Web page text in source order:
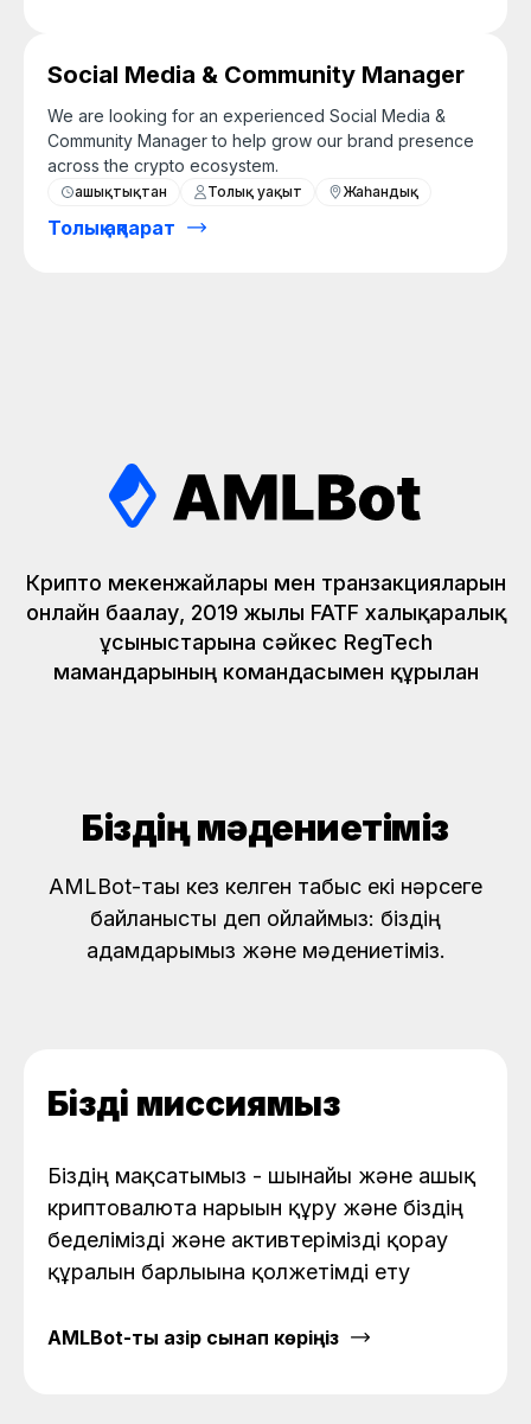
Social Media & Community Manager
We are looking for an experienced Social Media &
Community Manager to help grow our brand presence
across the crypto ecosystem.
Толық ақпарат
Қашықтықтан Толық уақыт Жаһандық
Крипто мекенжайлары мен транзакцияларын
онлайн бағалау, 2019 жылы FATF халықаралық
ұсыныстарына сәйкес RegTech
мамандарының командасымен құрылған
Біздің мәдениетіміз
AMLBot-тағы кез келген табыс екі нәрсеге
байланысты деп ойлаймыз: біздің
адамдарымыз және мәдениетіміз.
Біздің миссиямыз
Біздің мақсатымыз - шынайы және ашық
криптовалюта нарығын құру және біздің
беделімізді және активтерімізді қорғау
құралын барлығына қолжетімді ету
AMLBot-ты қазір сынап көріңіз